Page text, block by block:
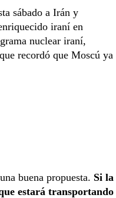
sábado a Irán y
iraní en
nuclear iraní,
recordó que Moscú ya
buena propuesta. Si la
estará transportando